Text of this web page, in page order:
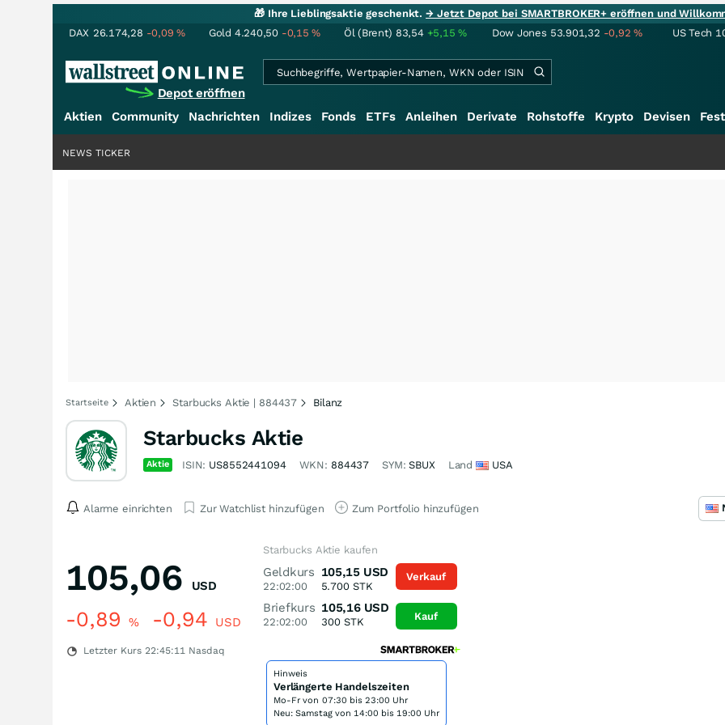
🎁 Ihre Lieblingsaktie geschenkt.→ Jetzt Depot bei SMARTBROKER+ eröffnen und
DAX 26.174,28 -0,09% Gold 4.240,50 -0,15% Öl (Brent) 83,54 +5,15% Dow Jones 53.901,32 -0,92% US Tech
Depot eröffnen
Aktien Community Nachrichten Indizes Fonds ETFs Anleihen Derivate Rohstoffe Krypto Devisen
NEWS TICKER
Startseite Aktien Starbucks Aktie | 884437 Bilanz
Starbucks Aktie
Aktie ISIN: US8552441094 WKN: 884437 SYM:SBUX Land USA
Alarme einrichten Zur Watchlist hinzufügen Zum Portfolio hinzufügen
105,06 USD
-0,89 % -0,94 USD
Letzter Kurs 22:45:11 Nasdaq
Starbucks Aktie kaufen
Geldkurs
22:02:00
105,15 USD
5.700STK
Briefkurs
22:02:00
105,16 USD
300STK
Verkauf
Kauf
Hinweis
Verlängerte Handelszeiten
Mo-Fr von 07:30 bis 23:00 Uhr
Neu: Samstag von 14:00 bis 19:00 Uhr